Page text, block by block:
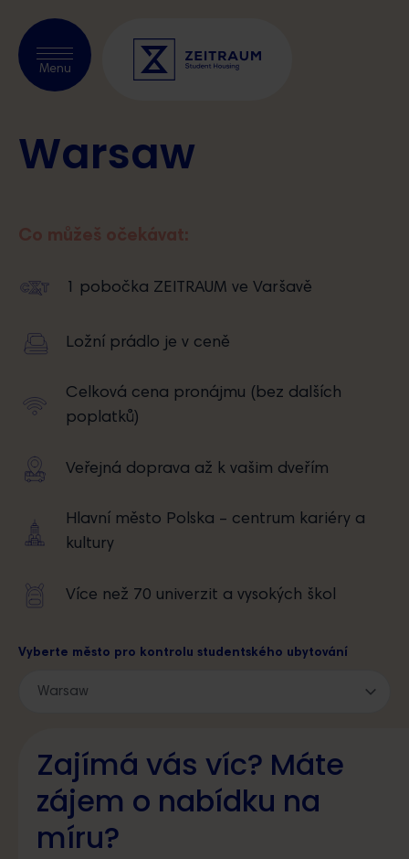
Menu
O nás
Warsaw
Blog
Naši patrneři
Warsaw
1 pobočka ZEITRAUM ve Varšavě
Ložní prádlo je v ceně
Celková cena pronájmu (bez dalších
poplatků)
Veřejná doprava až k vašim dveřím
Hlavní město Polska – centrum kariéry a
kultury
Více než 70 univerzit a vysokých škol
Vyberte město pro kontrolu studentského ubytování
Zajímá vás víc? Máte
zájem o nabídku na
míru?
I acknowledge the
Ověřit dostupnost